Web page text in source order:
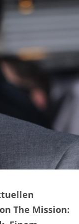
The Mission: